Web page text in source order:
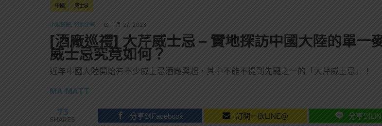
萬眾敲碗如期回歸！SUNMAI金色三麥3度攜手花蓮瓜農品牌「阿強西瓜」
三得利六ROKU琴酒旬系列「柚子雪見」限量登場！首款罐裝GIN SODA 10月同步上市
中國 威士忌
小編遊記, 特別企劃 十月 27, 2023
[酒廠巡禮] 大芹威士忌 – 實地探訪中國大陸的單一
威士忌究竟如何？
近年中國大陸開始有不少威士忌酒廠興起，其中不能不提到先驅之一的「大芹威士忌」！
MA MATT
73
SHARES 分享到Facebook 訂閱一飲LINE@ 分享到